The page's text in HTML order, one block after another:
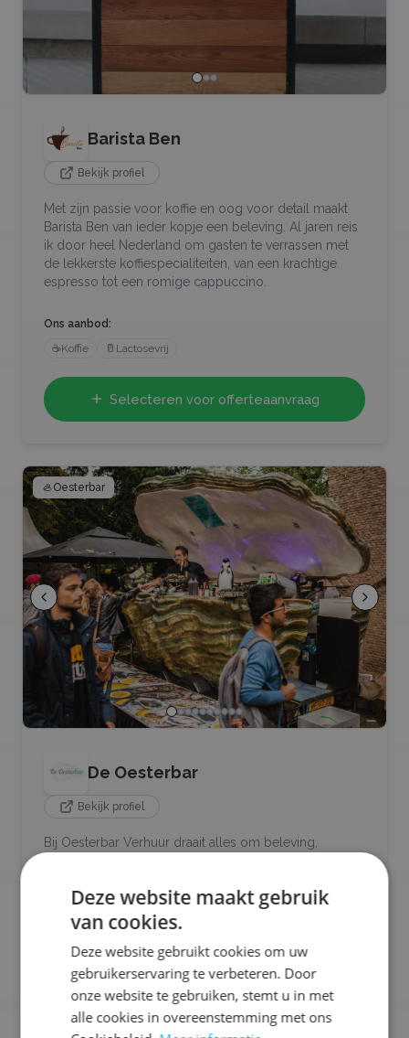
Barista Ben
Bekijk profiel
Met zijn passie voor koffie en oog voor detail maakt
Barista Ben van ieder kopje een beleving. Al jaren reis
ik door heel Nederland om gasten te verrassen met
de lekkerste koffiespecialiteiten, van een krachtige
espresso tot een romige cappuccino.
Ons aanbod:
☕Koffie 🥛 Lactosevrij
Selecteren voor offerteaanvraag
🦪Oesterbar
De Oesterbar
Bekijk profiel
Bij Oesterbar Verhuur draait alles om beleving,
eyecatcher die direct de aandacht trekt en uw
evenement naar een hoger niveau tilt. Vanuit deze
bijzondere bar serveren wij dagverse oesters die live
voor uw gasten worden geopend
Ons aanbod:
Vis 🍣Sushi 🦪Oesters 🌾Glutenvrij
Deze website maakt gebruik
van cookies.
Deze website gebruikt cookies om uw
gebruikerservaring te verbeteren. Door
onze website te gebruiken, stemt u in met
alle cookies in overeenstemming met ons